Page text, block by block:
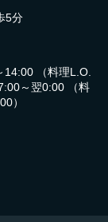
5分
14:00 （料理L.O.
～翌0:00 （料
）